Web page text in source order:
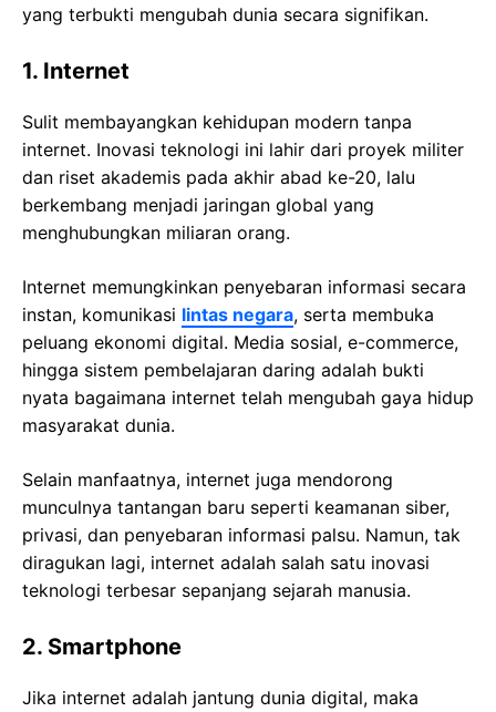
yang terbukti mengubah dunia secara signifikan.
1. Internet
Sulit membayangkan kehidupan modern tanpa
internet. Inovasi teknologi ini lahir dari proyek militer
dan riset akademis pada akhir abad ke-20, lalu
berkembang menjadi jaringan global yang
menghubungkan miliaran orang.
Internet memungkinkan penyebaran informasi secara
instan, komunikasi lintas negara, serta membuka
peluang ekonomi digital. Media sosial, e-commerce,
hingga sistem pembelajaran daring adalah bukti
nyata bagaimana internet telah mengubah gaya hidup
masyarakat dunia.
Selain manfaatnya, internet juga mendorong
munculnya tantangan baru seperti keamanan siber,
privasi, dan penyebaran informasi palsu. Namun, tak
diragukan lagi, internet adalah salah satu inovasi
teknologi terbesar sepanjang sejarah manusia.
2. Smartphone
Jika internet adalah jantung dunia digital, maka